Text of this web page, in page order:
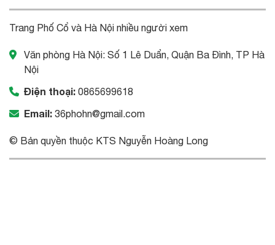
Trang Phố Cổ và Hà Nội nhiều người xem
Văn phòng Hà Nội: Số 1 Lê Duẩn, Quận Ba Đình, TP Hà
Nội
Điện thoại: 0865699618
Email: 36phohn@gmail.com
© Bản quyền thuộc KTS Nguyễn Hoàng Long